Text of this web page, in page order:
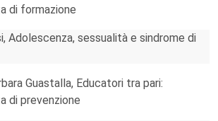
di formazione
Adolescenza, sessualità e sindrome di
Guastalla, Educatori tra pari:
di prevenzione